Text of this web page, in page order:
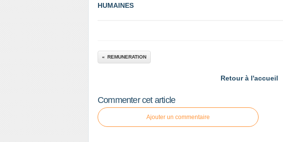
HUMAINES
REMUNERATION
Retour à l'accueil
Commenter cet article
Ajouter un commentaire